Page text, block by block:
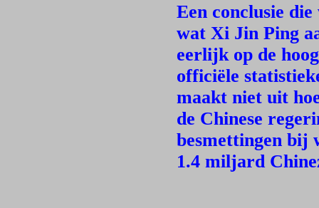
Een conclusie
wat Xi Jin Ping
eerlijk op de
officiële
maakt niet uit
de Chinese
besmettingen bij
1.4 miljard